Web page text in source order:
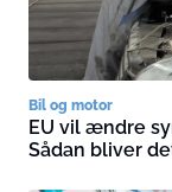
Bil og motor
EU vil ændre
Sådan bliver